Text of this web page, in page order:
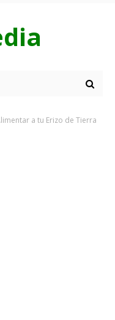
a tu Erizo de Tierra